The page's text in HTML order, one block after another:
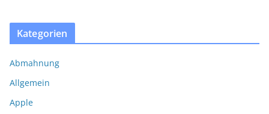
Kategorien
Abmahnung
Allgemein
Apple